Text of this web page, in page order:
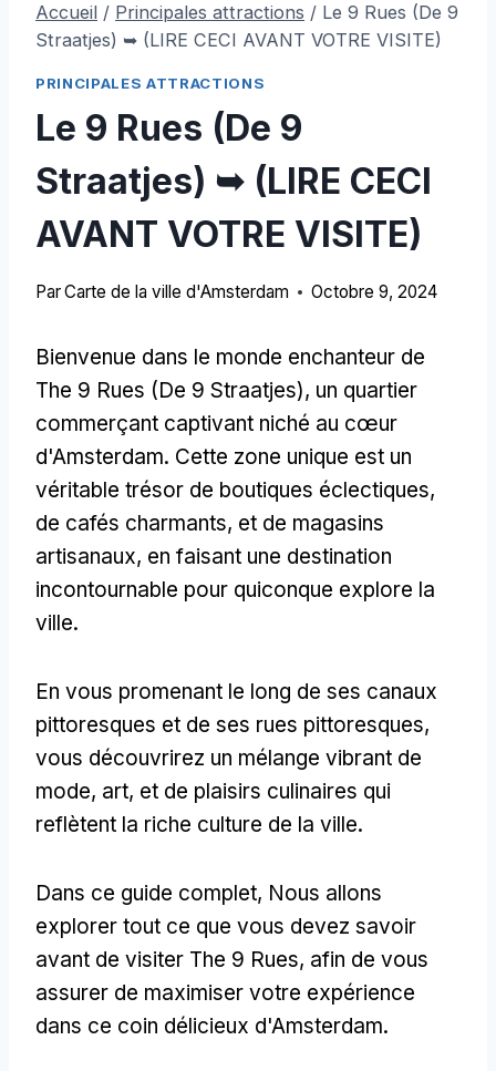
Accueil / Principales attractions / Le 9 Rues (De 9
Straatjes) ➥ (LIRE CECI AVANT VOTRE VISITE)
PRINCIPALES ATTRACTIONS
Le 9 Rues (De 9
Straatjes) ➥ (LIRE CECI
AVANT VOTRE VISITE)
ParCarte de la ville d'Amsterdam Octobre 9, 2024
Bienvenue dans le monde enchanteur de
The 9 Rues (De 9 Straatjes), un quartier
commerçant captivant niché au cœur
d'Amsterdam. Cette zone unique est un
véritable trésor de boutiques éclectiques,
de cafés charmants, et de magasins
artisanaux, en faisant une destination
incontournable pour quiconque explore la
ville.
En vous promenant le long de ses canaux
pittoresques et de ses rues pittoresques,
vous découvrirez un mélange vibrant de
mode, art, et de plaisirs culinaires qui
reflètent la riche culture de la ville.
Dans ce guide complet, Nous allons
explorer tout ce que vous devez savoir
avant de visiter The 9 Rues, afin de vous
assurer de maximiser votre expérience
dans ce coin délicieux d'Amsterdam.